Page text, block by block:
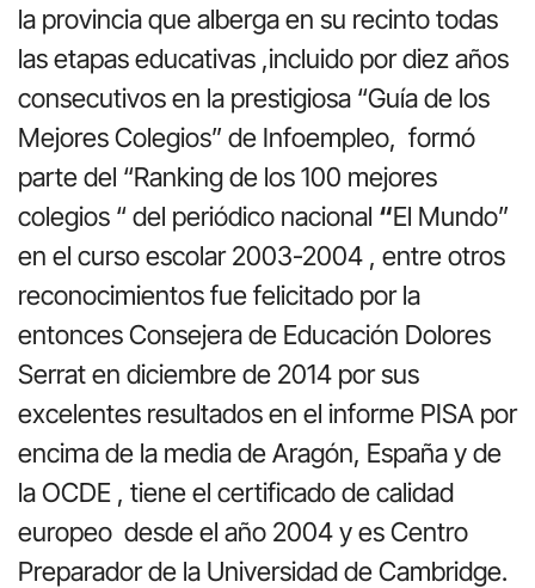
la provincia que alberga en su recinto todas
las etapas educativas ,incluido por diez años
consecutivos en la prestigiosa “Guía de los
Mejores Colegios” de Infoempleo, formó
parte del “Ranking de los 100 mejores
colegios “ del periódico nacional “El Mundo”
en el curso escolar 2003-2004 , entre otros
reconocimientos fue felicitado por la
entonces Consejera de Educación Dolores
Serrat en diciembre de 2014 por sus
excelentes resultados en el informe PISA por
encima de la media de Aragón, España y de
la OCDE , tiene el certificado de calidad
europeo desde el año 2004 y es Centro
Preparador de la Universidad de Cambridge.